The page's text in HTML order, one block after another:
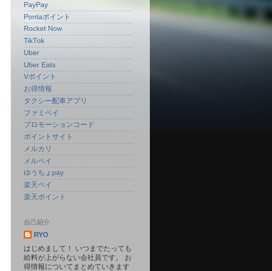
PayPay
Pontaポイント
Rocket Now
TikTok
Uber
Uber Eats
Vポイント
お得情報
タクシー配車アプリ
ファミペイ
プロモーションコード
ポイントサイト
メルカリ
メルペイ
ゆうちょpay
楽天ペイ
楽天ポイント
自己紹介
RYO
はじめまして！ いつまでたっても
給料が上がらない会社員です。 お
得情報についてまとめていきます